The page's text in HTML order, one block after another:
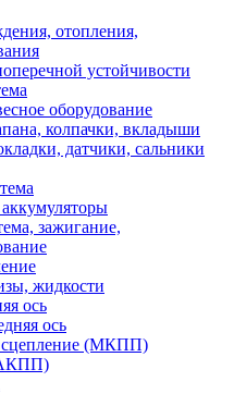
отопления,
устойчивости
оборудование
колпачки, вкладыши
датчики, сальники
зажигание,
жидкости
ось
ось
сцепление (МКПП)